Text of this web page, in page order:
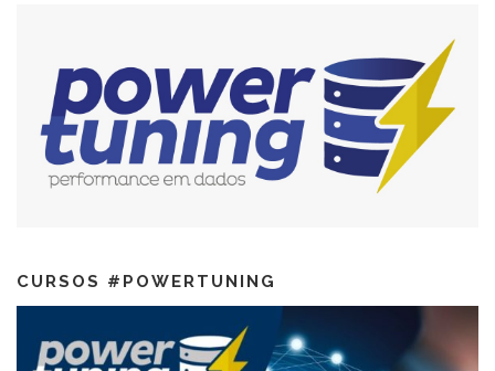
CURSOS #POWERTUNING